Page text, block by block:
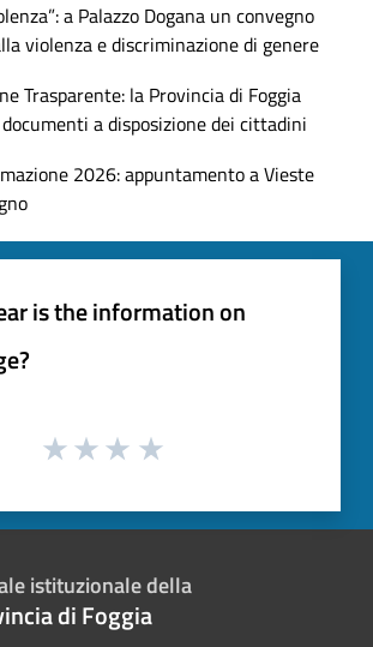
a Palazzo Dogana un convegno
violenza e discriminazione di genere
Trasparente: la Provincia di Foggia
a disposizione dei cittadini
2026: appuntamento a Vieste
is the information on
istituzionale della
di Foggia